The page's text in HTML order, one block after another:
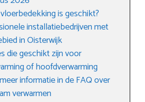
is geschikt?
installatiebedrijven met
in Oisterwijk
die geschikt zijn voor
of hoofdverwarming
informatie in de FAQ over
verwarmen